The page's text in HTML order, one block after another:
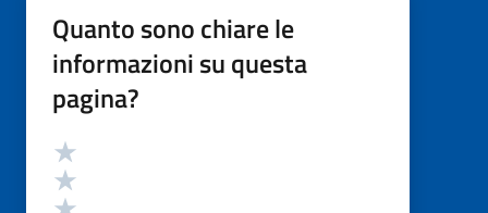
Quanto sono chiare le
informazioni su questa
pagina?
Valutazione